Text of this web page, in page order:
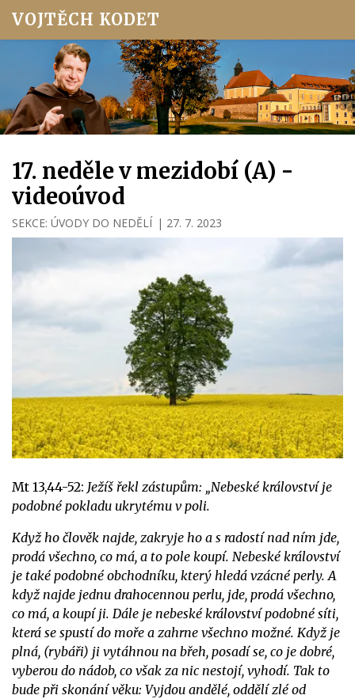
VOJTĚCH KODET
17. neděle v mezidobí (A) -
videoúvod
SEKCE: ÚVODY DO NEDĚLÍ | 27. 7. 2023
Mt 13,44-52: Ježíš řekl zástupům: „Nebeské království je
podobné pokladu ukrytému v poli.
Když ho člověk najde, zakryje ho a s radostí nad ním jde,
prodá všechno, co má, a to pole koupí. Nebeské království
je také podobné obchodníku, který hledá vzácné perly. A
když najde jednu drahocennou perlu, jde, prodá všechno,
co má, a koupí ji. Dále je nebeské království podobné síti,
která se spustí do moře a zahrne všechno možné. Když je
plná, (rybáři) ji vytáhnou na břeh, posadí se, co je dobré,
vyberou do nádob, co však za nic nestojí, vyhodí. Tak to
bude při skonání věku: Vyjdou andělé, oddělí zlé od